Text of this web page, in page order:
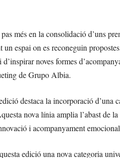
més en la consolidació d’uns
espai on es reconeguin
noves formes
de Grupo Albia.
destaca la incorporació
nova línia amplia l’abast de
i acompanyament
edició una nova categoria